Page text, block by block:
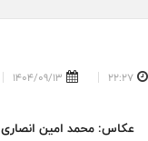
22:27
1404/09/13
عکاس: محمد امین انصاری